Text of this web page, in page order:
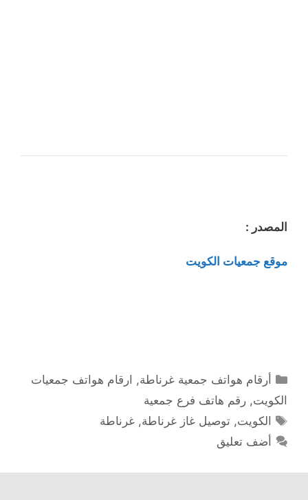
المصدر :
موقع جمعيات الكويت
التصنيفات
أرقام هواتف جمعية غرناطة, ارقام هواتف جمعيات
الكويت, رقم هاتف فرع جمعية
الوسوم
الكويت,توصيل غاز غرناطة,غرناطة
أضف تعليق